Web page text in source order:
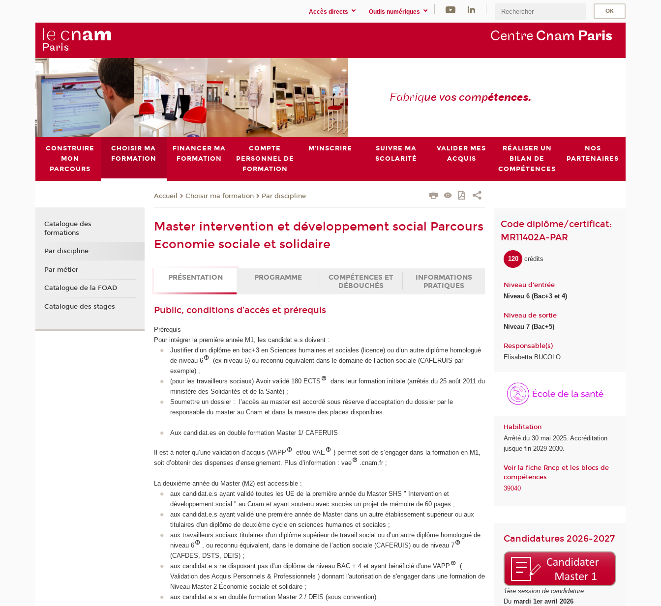
Accès directs Outils numériques
Centre Cnam Paris
Fabrique vos compétences.
CONSTRUIRE
MON
PARCOURS
CHOISIR MA
FORMATION
FINANCER MA
FORMATION
COMPTE
PERSONNEL DE
FORMATION
M'INSCRIRE
SUIVRE MA
SCOLARITÉ
VALIDER MES
ACQUIS
RÉALISER UN
BILAN DE
COMPÉTENCES
NOS
PARTENAIRES
Accueil Choisir ma formation Par discipline
Master intervention et développement social Parcours
Economie sociale et solidaire
PRÉSENTATION PROGRAMME
COMPÉTENCES ET
DÉBOUCHÉS
INFORMATIONS
PRATIQUES
Public, conditions d’accès et prérequis
Prérequis
Pour intégrer la première année M1, les candidat.e.s doivent :
Justifier d’un diplôme en bac+3 en Sciences humaines et sociales (licence) ou d’un autre diplôme homologué
de niveau 6
(ex-niveau 5) ou reconnu équivalent dans le domaine de l’action sociale (CAFERUIS par
exemple) ;
(pour les travailleurs sociaux) Avoir validé 180 ECTS
dans leur formation initiale (arrêtés du 25 août 2011 du
ministère des Solidarités et de la Santé) ;
Soumettre un dossier : l’accès au master est accordé sous réserve d’acceptation du dossier par le
responsable du master au Cnam et dans la mesure des places disponibles.
Aux candidat.es en double formation Master 1/ CAFERUIS
Il est à noter qu’une validation d’acquis (VAPP et/ou VAE
) permet soit de s’engager dans la formation en M1,
soit d’obtenir des dispenses d’enseignement. Plus d’information : vae
.cnam.fr ;
La deuxième année du Master (M2) est accessible :
aux candidat.e.s ayant validé toutes les UE de la première année du Master SHS " Intervention et
développement social " au Cnam et ayant soutenu avec succès un projet de mémoire de 60 pages ;
aux candidat.e.s ayant validé une première année de Master dans un autre établissement supérieur ou aux
titulaires d'un diplôme de deuxième cycle en sciences humaines et sociales ;
aux travailleurs sociaux titulaires d'un diplôme supérieur de travail social ou d’un autre diplôme homologué de
niveau 6
, ou reconnu équivalent, dans le domaine de l’action sociale (CAFERUIS) ou de niveau 7
(CAFDES, DSTS, DEIS) ;
aux candidat.e.s ne disposant pas d'un diplôme de niveau BAC + 4 et ayant bénéficié d'une VAPP
(
Validation des Acquis Personnels & Professionnels ) donnant l'autorisation de s'engager dans une formation de
Niveau Master 2 Économie sociale et solidaire ;
aux candidat.e.s en double formation Master 2 / DEIS (sous convention).
Code diplôme/certificat:
MR11402A-PAR
120 crédits
Niveau d'entrée
Niveau 6 (Bac+3 et 4)
Niveau de sortie
Niveau 7 (Bac+5)
Responsable(s)
Elisabetta BUCOLO
Habilitation
Arrêté du 30 mai 2025. Accréditation
jusque fin 2029-2030.
Voir la fiche Rncp et les blocs de
compétences
39040
Candidatures 2026-2027
1ère session de candidature
Dumardi 1er avril 2026
Catalogue des
formations
Par discipline
Par métier
Catalogue de la FOAD
Catalogue des stages